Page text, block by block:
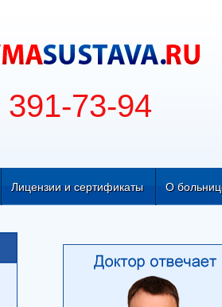
391-73-94
Лицензии и сертификаты О